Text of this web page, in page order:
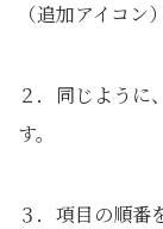
（追加アイコン
２．同じように
す。
３．項目の順番